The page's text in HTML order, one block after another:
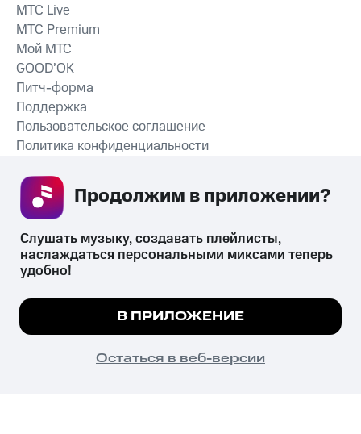
СКАЧАТЬ ПРИЛОЖЕНИЕ
MTС Live
MTС Premium
Мой МТС
GOOD’OK
Питч-форма
Поддержка
Пользовательское соглашение
Политика конфиденциальности
психотропных веществ, их аналогов причиняет вред здоровью,
их незаконный оборот запрещён и влечёт установленную
законодательством ответственность.
© 2026 ООО «КИОН».
Все права защищены
Мы используем куки, чтобы на сайте все
Подробнее
ПОНЯТНО
Слушать музыку, создавать плейлисты,
наслаждаться персональными миксами теперь
удобно!
В ПРИЛОЖЕНИЕ
Остаться в веб-версии